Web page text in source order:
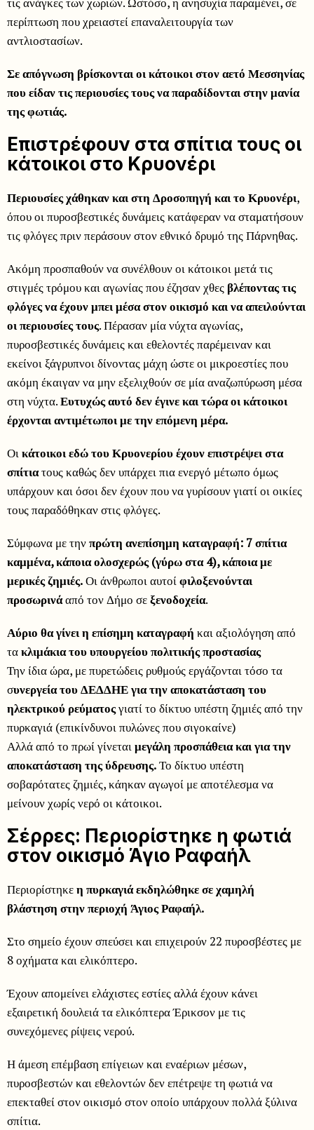
περίπτωση που χρειαστεί επαναλειτουργία των
αντλιοστασίων.
Σε απόγνωση βρίσκονται οι κάτοικοι στον αετό Μεσσηνίας
που είδαν τις περιουσίες τους να παραδίδονται στην μανία
της φωτιάς.
Επιστρέφουν στα σπίτια τους οι
κάτοικοι στο Κρυονέρι
Περιουσίες χάθηκαν και στη Δροσοπηγή και το Κρυονέρι,
όπου οι πυροσβεστικές δυνάμεις κατάφεραν να σταματήσουν
τις φλόγες πριν περάσουν στον εθνικό δρυμό της Πάρνηθας.
Ακόμη προσπαθούν να συνέλθουν οι κάτοικοι μετά τις
στιγμές τρόμου και αγωνίας που έζησαν χθες βλέποντας τις
φλόγες να έχουν μπει μέσα στον οικισμό και να απειλούνται
οι περιουσίες τους. Πέρασαν μία νύχτα αγωνίας,
πυροσβεστικές δυνάμεις και εθελοντές παρέμειναν και
εκείνοι ξάγρυπνοι δίνοντας μάχη ώστε οι μικροεστίες που
ακόμη έκαιγαν να μην εξελιχθούν σε μία αναζωπύρωση μέσα
στη νύχτα.Ευτυχώς αυτό δεν έγινε και τώρα οι κάτοικοι
έρχονται αντιμέτωποι με την επόμενη μέρα.
Οικάτοικοι εδώ του Κρυονερίου έχουν επιστρέψει στα
σπίτιατους καθώς δεν υπάρχει πια ενεργό μέτωπο όμως
υπάρχουν και όσοι δεν έχουν που να γυρίσουν γιατί οι οικίες
τους παραδόθηκαν στις φλόγες.
Σύμφωνα με τηνπρώτη ανεπίσημη καταγραφή: 7 σπίτια
καμμένα, κάποια ολοσχερώς (γύρω στα 4), κάποια με
μερικές ζημιές.Οι άνθρωποι αυτοίφιλοξενούνται
προσωρινάαπό τον Δήμο σεξενοδοχεία.
Αύριο θα γίνει η επίσημη καταγραφή και αξιολόγηση από
τακλιμάκια του υπουργείου πολιτικής προστασίας
Την ίδια ώρα, με πυρετώδεις ρυθμούς εργάζονται τόσο τα
συνεργεία του ΔΕΔΔΗΕ για την αποκατάσταση του
ηλεκτρικού ρεύματοςγιατί το δίκτυο υπέστη ζημιές από την
πυρκαγιά (επικίνδυνοι πυλώνες που σιγοκαίνε)
Αλλά από το πρωί γίνεταιμεγάλη προσπάθεια και για την
αποκατάσταση της ύδρευσης.Το δίκτυο υπέστη
σοβαρότατες ζημιές, κάηκαν αγωγοί με αποτέλεσμα να
μείνουν χωρίς νερό οι κάτοικοι.
Σέρρες: Περιορίστηκε η φωτιά
στον οικισμό Άγιο Ραφαήλ
Περιορίστηκεη πυρκαγιά εκδηλώθηκε σε χαμηλή
βλάστηση στην περιοχή Άγιος Ραφαήλ.
Στο σημείο έχουν σπεύσει και επιχειρούν 22 πυροσβέστες με
8 οχήματα και ελικόπτερο.
Έχουν απομείνει ελάχιστες εστίες αλλά έχουν κάνει
εξαιρετική δουλειά τα ελικόπτερα Έρικσον με τις
συνεχόμενες ρίψεις νερού.
Η άμεση επέμβαση επίγειων και εναέριων μέσων,
πυροσβεστών και εθελοντών δεν επέτρεψε τη φωτιά να
επεκταθεί στον οικισμό στον οποίο υπάρχουν πολλά ξύλινα
σπίτια.